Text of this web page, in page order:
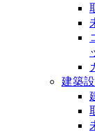
建築